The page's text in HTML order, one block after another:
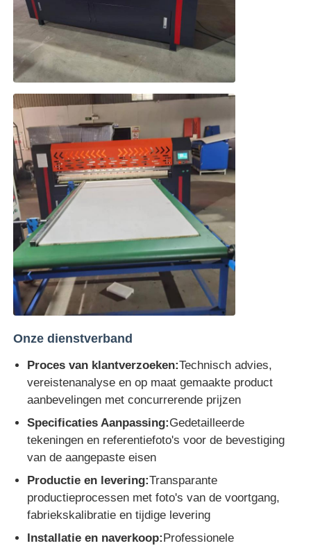
Onze dienstverband
Proces van klantverzoeken:Technisch advies,
vereistenanalyse en op maat gemaakte product
aanbevelingen met concurrerende prijzen
Specificaties Aanpassing:Gedetailleerde
tekeningen en referentiefoto's voor de bevestiging
van de aangepaste eisen
Productie en levering:Transparante
productieprocessen met foto's van de voortgang,
fabriekskalibratie en tijdige levering
Installatie en naverkoop:Professionele